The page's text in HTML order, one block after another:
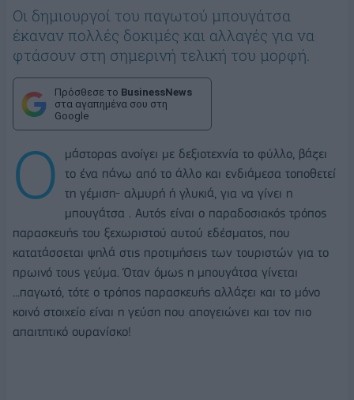
Οι δημιουργοί του παγωτού μπουγάτσα
έκαναν πολλές δοκιμές και αλλαγές για να
φτάσουν στη σημερινή τελική του μορφή.
Πρόσθεσε το BusinessNews
στα αγαπημένα σου στη
Google
Ο
μάστορας ανοίγει με δεξιοτεχνία το φύλλο, βάζει
το ένα πάνω από το άλλο και ενδιάμεσα τοποθετεί
τη γέμιση- αλμυρή ή γλυκιά, για να γίνει η
μπουγάτσα . Αυτός είναι ο παραδοσιακός τρόπος
παρασκευής του ξεχωριστού αυτού εδέσματος, που
κατατάσσεται ψηλά στις προτιμήσεις των τουριστών για το
πρωινό τους γεύμα. Όταν όμως η μπουγάτσα γίνεται
...παγωτό, τότε ο τρόπος παρασκευής αλλάζει και το μόνο
κοινό στοιχείο είναι η γεύση που απογειώνει και τον πιο
απαιτητικό ουρανίσκο!